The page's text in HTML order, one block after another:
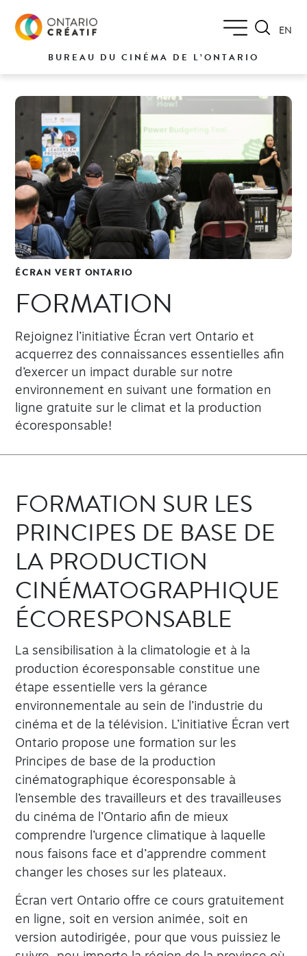
BUREAU DU CINÉMA DE L’ONTARIO
EN
ÉCRAN VERT ONTARIO
FORMATION
Rejoignez l’initiative Écran vert Ontario et
acquerrez des connaissances essentielles afin
d’exercer un impact durable sur notre
environnement en suivant une formation en
ligne gratuite sur le climat et la production
écoresponsable!
FORMATION SUR LES
PRINCIPES DE BASE DE
LA PRODUCTION
CINÉMATOGRAPHIQUE
ÉCORESPONSABLE
La sensibilisation à la climatologie et à la
production écoresponsable constitue une
étape essentielle vers la gérance
environnementale au sein de l’industrie du
cinéma et de la télévision. L’initiative Écran vert
Ontario propose une formation sur les
Principes de base de la production
cinématographique écoresponsable à
l’ensemble des travailleurs et des travailleuses
du cinéma de l’Ontario afin de mieux
comprendre l’urgence climatique à laquelle
nous faisons face et d’apprendre comment
changer les choses sur les plateaux.
Écran vert Ontario offre ce cours gratuitement
en ligne, soit en version animée, soit en
version autodirigée, pour que vous puissiez le